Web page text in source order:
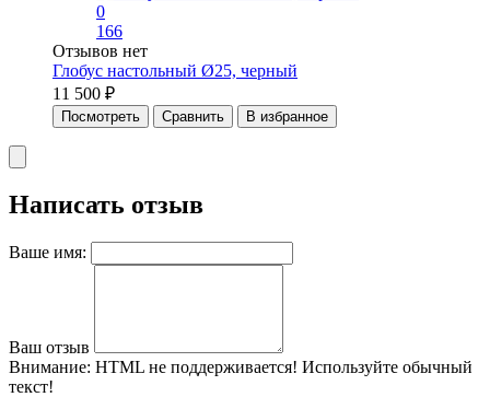
0
166
Отзывов нет
Глобус настольный Ø25, черный
11 500 ₽
Посмотреть Сравнить В избранное
Написать отзыв
Ваше имя:
Ваш отзыв
Внимание: HTML не поддерживается! Используйте обычный
текст!